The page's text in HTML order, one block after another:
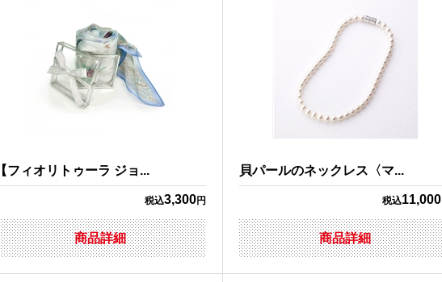
【フィオリトゥーラ ジョ...
税込3,300円
商品詳細
貝パールのネックレス〈マ...
税込11,000
商品詳細